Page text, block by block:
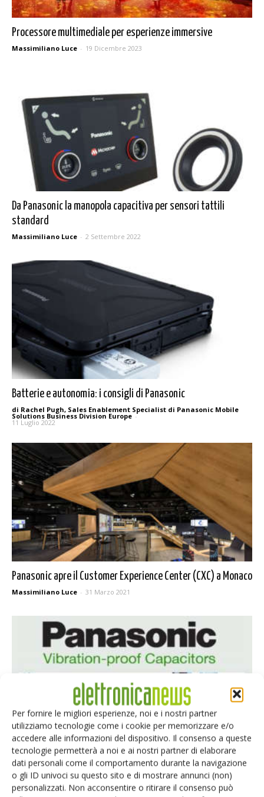
Per fornire le migliori esperienze, noi e i nostri partner
utilizziamo tecnologie come i cookie per memorizzare e/o
accedere alle informazioni del dispositivo. Il consenso a queste
tecnologie permetterà a noi e ai nostri partner di elaborare
dati personali come il comportamento durante la navigazione
o gli ID univoci su questo sito e di mostrare annunci (non)
personalizzati. Non acconsentire o ritirare il consenso può
Processore multimediale per esperienze immersive
Massimiliano Luce - 19 Dicembre 2023
Da Panasonic la manopola capacitiva per sensori tattili
standard
Massimiliano Luce - 2 Settembre 2022
Batterie e autonomia: i consigli di Panasonic
di Rachel Pugh, Sales Enablement Specialist di Panasonic Mobile
Solutions Business Division Europe -
11 Luglio 2022
Panasonic apre il Customer Experience Center (CXC) a Monaco
Massimiliano Luce - 31 Marzo 2021
Farnell distribuisce i condensatori anti-vibrazione di
Panasonic
Massimiliano Luce - 30 Luglio 2019